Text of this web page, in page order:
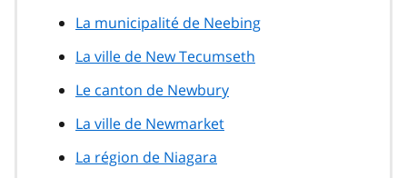
La municipalité de Neebing
La ville de New Tecumseth
Le canton de Newbury
La ville de Newmarket
La région de Niagara